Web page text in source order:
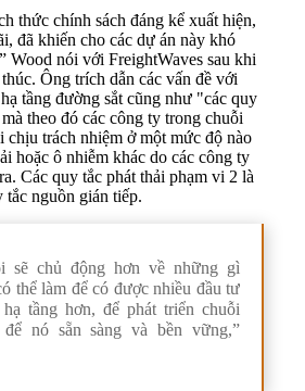
thức chính sách đáng kể xuất hiện,
đã khiến cho các dự án này khó
Wood nói với FreightWaves sau khi
Ông trích dẫn các vấn đề với
tầng đường sắt cũng như "các quy
theo đó các công ty trong chuỗi
chịu trách nhiệm ở một mức độ nào
hoặc ô nhiễm khác do các công ty
Các quy tắc phát thải phạm vi 2 là
nguồn gián tiếp.
sẽ chủ động hơn về những gì
thể làm để có được nhiều đầu tư
tầng hơn, để phát triển chuỗi
nó sẵn sàng và bền vững,”